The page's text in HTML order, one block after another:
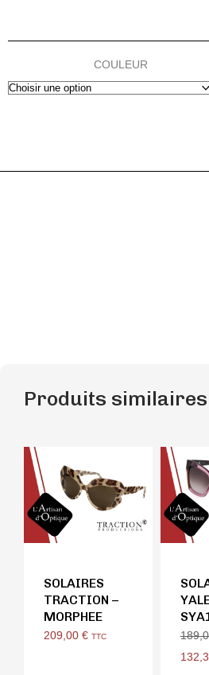
COULEUR
Produits similaires
SOLAIRES
TRACTION –
MORPHEE
209,00 € TTC